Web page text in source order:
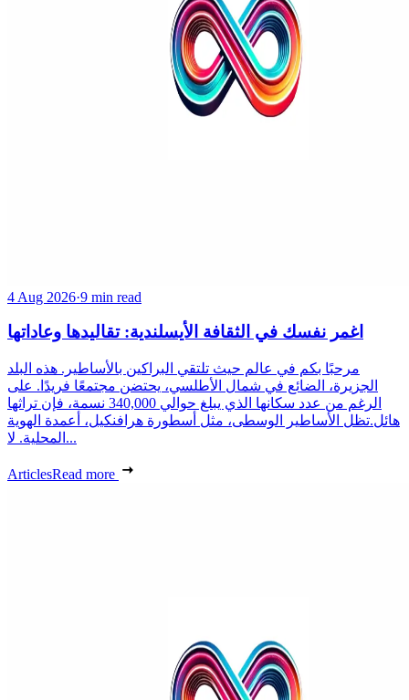
4 Aug 2026·9 min read
اغمر نفسك في الثقافة الأيسلندية: تقاليدها وعاداتها
مرحبًا بكم في عالم حيث تلتقي البراكين بالأساطير. هذه البلد
الجزيرة، الضائع في شمال الأطلسي، يحتضن مجتمعًا فريدًا. على
الرغم من عدد سكانها الذي يبلغ حوالي 340,000 نسمة، فإن تراثها
هائل.تظل الأساطير الوسطى، مثل أسطورة هرافنكيل، أعمدة الهوية
المحلية. لا...
ArticlesRead more